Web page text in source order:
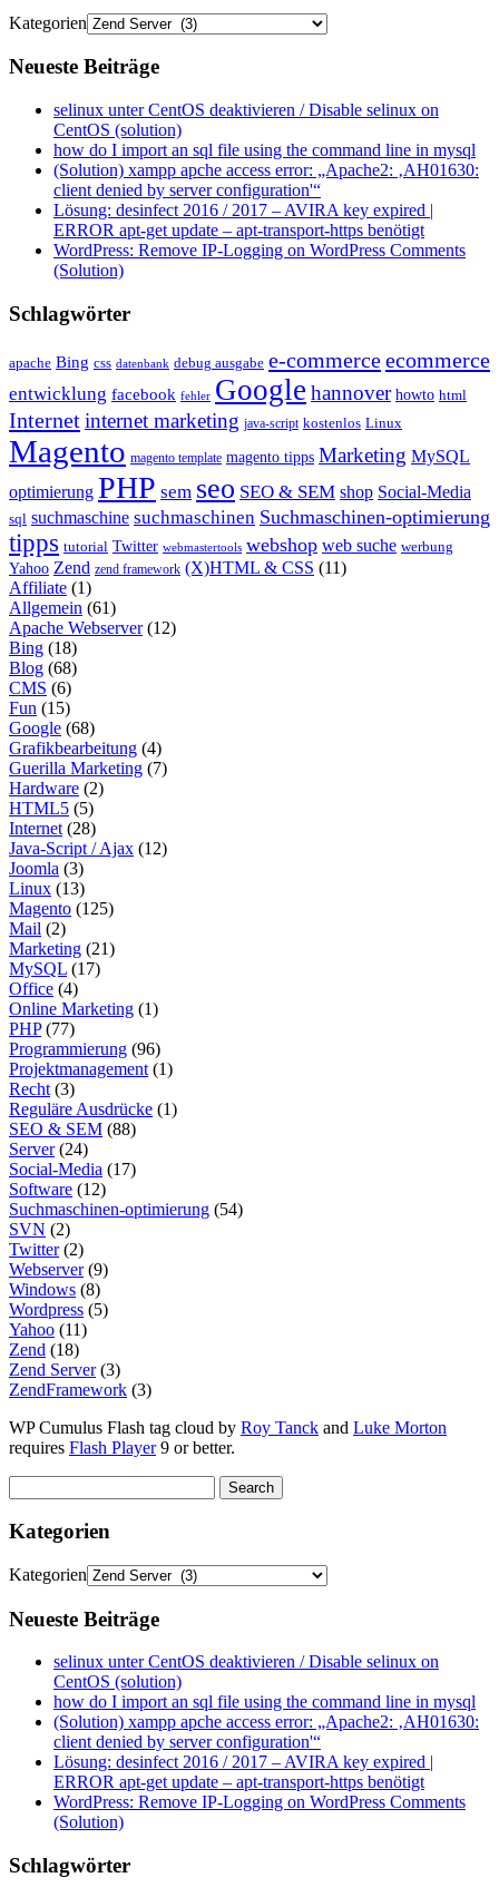
Kategorien
Neueste Beiträge
selinux unter CentOS deaktivieren / Disable selinux on
CentOS (solution)
how do I import an sql file using the command line in mysql
(Solution) xampp apche access error: „Apache2: ‚AH01630:
client denied by server configuration'“
Lösung: desinfect 2016 / 2017 – AVIRA key expired |
ERROR apt-get update – apt-transport-https benötigt
WordPress: Remove IP-Logging on WordPress Comments
(Solution)
Schlagwörter
apache Bing css datenbank debug ausgabe e-commerceecommerce
entwicklung facebook fehler Google hannover howto html
Internetinternet marketing java-script kostenlos Linux
Magento magento template magento tipps Marketing MySQL
optimierung PHP sem seo SEO & SEM shop Social-Media
sql suchmaschine suchmaschinen Suchmaschinen-optimierung
tipps tutorial Twitter webmastertools webshop web suche werbung
Yahoo Zend zend framework (X)HTML & CSS (11)
Affiliate (1)
Allgemein (61)
Apache Webserver(12)
Bing (18)
Blog (68)
CMS (6)
Fun (15)
Google (68)
Grafikbearbeitung (4)
Guerilla Marketing (7)
Hardware (2)
HTML5 (5)
Internet (28)
Java-Script / Ajax (12)
Joomla (3)
Linux (13)
Magento (125)
Mail (2)
Marketing (21)
MySQL (17)
Office (4)
Online Marketing (1)
PHP(77)
Programmierung (96)
Projektmanagement (1)
Recht (3)
Reguläre Ausdrücke (1)
SEO & SEM (88)
Server(24)
Social-Media (17)
Software (12)
Suchmaschinen-optimierung (54)
SVN (2)
Twitter(2)
Webserver(9)
Windows (8)
Wordpress (5)
Yahoo (11)
Zend (18)
Zend Server(3)
ZendFramework (3)
WP Cumulus Flash tag cloud by Roy Tanck and Luke Morton
requires Flash Player9 or better.
Kategorien
Kategorien
Neueste Beiträge
selinux unter CentOS deaktivieren / Disable selinux on
CentOS (solution)
how do I import an sql file using the command line in mysql
(Solution) xampp apche access error: „Apache2: ‚AH01630:
client denied by server configuration'“
Lösung: desinfect 2016 / 2017 – AVIRA key expired |
ERROR apt-get update – apt-transport-https benötigt
WordPress: Remove IP-Logging on WordPress Comments
(Solution)
Schlagwörter